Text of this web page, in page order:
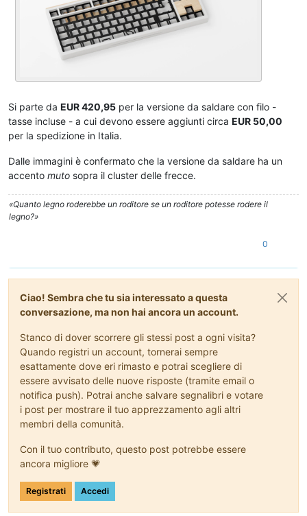
Si parte da EUR 420,95 per la versione da saldare con filo -
tasse incluse - a cui devono essere aggiunti circa EUR 50,00
per la spedizione in Italia.
Dalle immagini è confermato che la versione da saldare ha un
accento muto sopra il cluster delle frecce.
«Quanto legno roderebbe un roditore se un roditore potesse rodere il
legno?»
0
Ciao! Sembra che tu sia interessato a questa
conversazione, ma non hai ancora un account.
Stanco di dover scorrere gli stessi post a ogni visita?
Quando registri un account, tornerai sempre
esattamente dove eri rimasto e potrai scegliere di
essere avvisato delle nuove risposte (tramite email o
notifica push). Potrai anche salvare segnalibri e votare
i post per mostrare il tuo apprezzamento agli altri
membri della comunità.
Con il tuo contributo, questo post potrebbe essere
ancora migliore 💗
Registrati Accedi